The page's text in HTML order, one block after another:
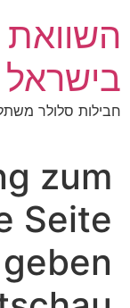
לתוכן
השוואת
בישראל
חבילות סלולר
zum
Seite